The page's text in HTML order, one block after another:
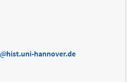
hist.uni-hannover.de